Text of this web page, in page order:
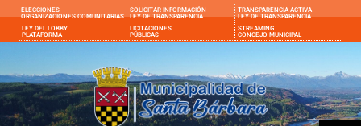
ELECCIONES
ORGANIZACIONES COMUNITARIAS
SOLICITAR INFORMACIÓN
LEY DE TRANSPARENCIA
TRANSPARENCIA ACTIVA
LEY DE TRANSPARENCIA
LEY DEL LOBBY
PLATAFORMA
LICITACIONES
PÚBLICAS
STREAMING
CONCEJO MUNICIPAL